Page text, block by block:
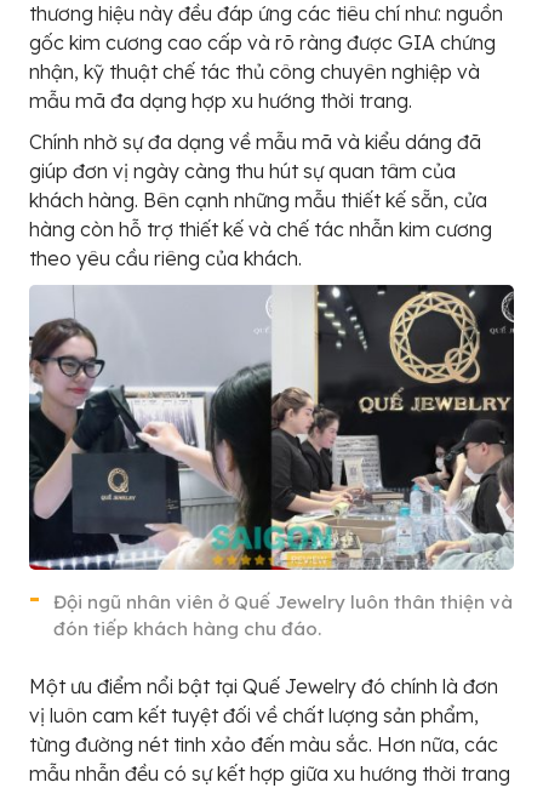
thương hiệu này đều đáp ứng các tiêu chí như: nguồn
gốc kim cương cao cấp và rõ ràng được GIA chứng
nhận, kỹ thuật chế tác thủ công chuyên nghiệp và
mẫu mã đa dạng hợp xu hướng thời trang.
Chính nhờ sự đa dạng về mẫu mã và kiểu dáng đã
giúp đơn vị ngày càng thu hút sự quan tâm của
khách hàng. Bên cạnh những mẫu thiết kế sẵn, cửa
hàng còn hỗ trợ thiết kế và chế tác nhẫn kim cương
theo yêu cầu riêng của khách.
Đội ngũ nhân viên ở Quế Jewelry luôn thân thiện và
đón tiếp khách hàng chu đáo.
Một ưu điểm nổi bật tại Quế Jewelry đó chính là đơn
vị luôn cam kết tuyệt đối về chất lượng sản phẩm,
từng đường nét tinh xảo đến màu sắc. Hơn nữa, các
mẫu nhẫn đều có sự kết hợp giữa xu hướng thời trang